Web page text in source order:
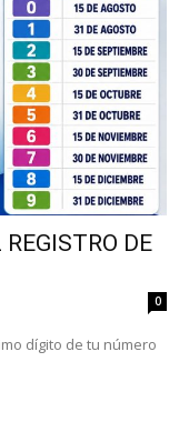
DE
0
dígito de tu número